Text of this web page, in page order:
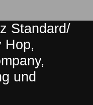
Standard/
Hop,
und